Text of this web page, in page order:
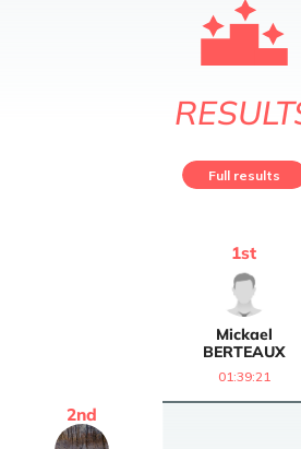
Full results
Mickael
BERTEAUX
1st
01:39:21
2nd